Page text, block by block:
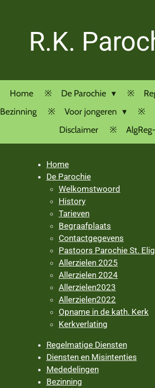
R.K.
Home De Parochie
Bezinning
Voor jongeren
Disclaimer
Home
De Parochie
Welkomstwoord
History
Tarieven
Begraafplaats
Contactgegevens
Pastoors Parochie St.
Allerzielen 2025
Allerzielen 2024
Allerzielen2023
Allerzielen2022
Opname in de kath. Kerk
Kerkverlating
Regelmatige Diensten
Diensten en Misintenties
Mededelingen
Bezinning